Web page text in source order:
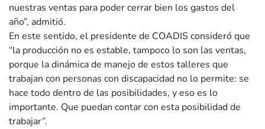
nuestras ventas para poder cerrar bien los gastos del
año”, admitió.
En este sentido, el presidente de COADIS consideró que
“la producción no es estable, tampoco lo son las ventas,
porque la dinámica de manejo de estos talleres que
trabajan con personas con discapacidad no lo permite: se
hace todo dentro de las posibilidades, y eso es lo
importante. Que puedan contar con esta posibilidad de
trabajar”.